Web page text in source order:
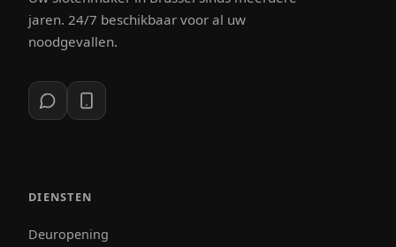
jaren. 24/7 beschikbaar voor al uw
noodgevallen.
DIENSTEN
Deuropening